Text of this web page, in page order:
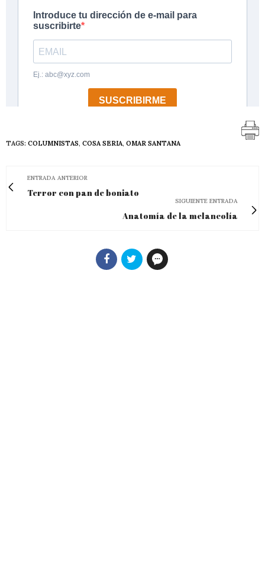
TAGS: COLUMNISTAS, COSA SERIA, OMAR SANTANA
ENTRADA ANTERIOR
Terror con pan de boniato
SIGUIENTE ENTRADA
Anatomía de la melancolía